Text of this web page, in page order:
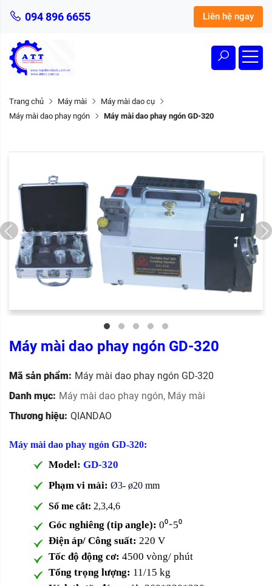
094 896 6655 Liên hệ ngay
Trang chủ Máy mài
Máy mài dao cụ
Máy mài dao phay ngón
Máy mài dao phay ngón GD-320
Máy mài dao phay ngón GD-320
Mã sản phẩm: Máy mài dao phay ngón GD-320
Danh mục: Máy mài dao phay ngón, Máy mài
Thương hiệu: QIANDAO
Máy mài dao phay ngón GD-320:
Model: GD-320
Phạm vi mài: Ø3- ø20 mm
Số me cắt: 2,3,4,6
Góc nghiêng (tip angle): 0⁰ ̴ 5⁰
Điện áp/ Công suất: 220 V
Tốc độ động cơ: 4500 vòng/ phút
Tổng trọng lượng: 11/15 kg